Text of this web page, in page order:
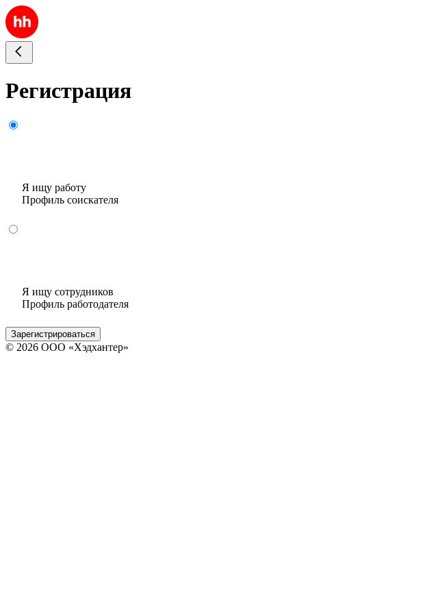
Регистрация
Я ищу работу
Профиль соискателя
Я ищу сотрудников
Профиль работодателя
Зарегистрироваться
© 2026 ООО «Хэдхантер»